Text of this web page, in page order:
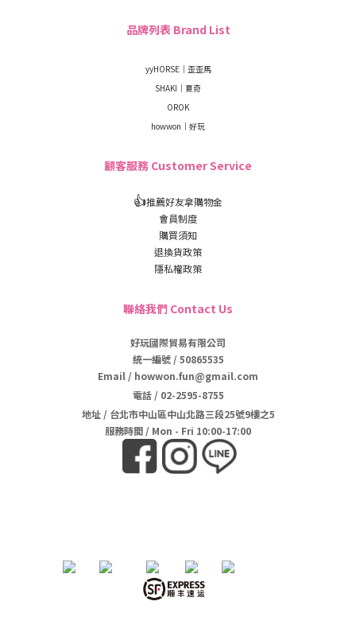
品牌列表 Brand List
yyHORSE｜歪歪馬
SHAKI｜夏奇
OROK
howwon｜好玩
顧客服務 Customer Service
👍推薦好友拿購物金
會員制度
購買須知
退換貨政策
隱私權政策
聯絡我們 Contact Us
好玩國際貿易有限公司
統一編號 / 50865535
Email / howwon.fun@gmail.com
電話/ 02-2595-8755
地址/ 台北市中山區中山北路三段25號9樓之5
服務時間 / Mon - Fri 10:00-17:00